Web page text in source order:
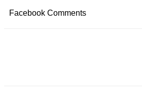
Facebook Comments